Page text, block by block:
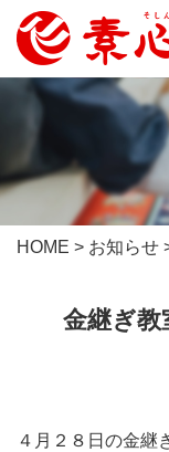
HOME > お知らせ
金継ぎ教
４月２８日の金継